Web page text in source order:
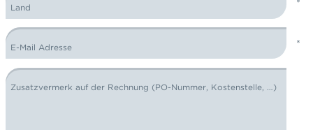
Land
E-Mail Adresse
Zusatzvermerk auf der Rechnung (PO-Nummer, Kostenstelle, …)